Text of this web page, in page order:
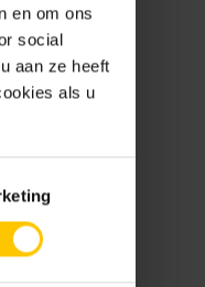
en om ons
social
aan ze heeft
als u